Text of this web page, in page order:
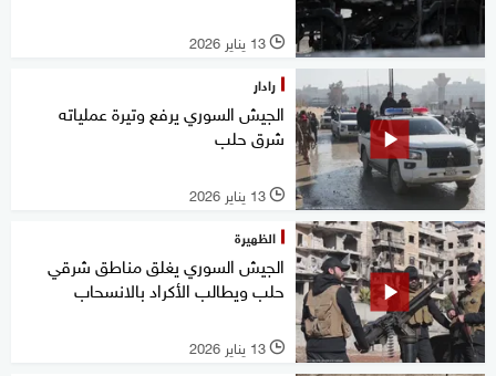
l 13 يناير 2026
رادار
الجيش السوري يرفع وتيرة عملياته
شرق حلب
l 13 يناير 2026
الظهيرة
الجيش السوري يغلق مناطق شرقي
حلب ويطالب الأكراد بالانسحاب
l 13 يناير 2026